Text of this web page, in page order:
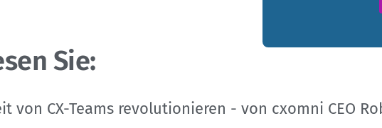
Sie:
von CX-Teams revolutionieren - von cxomni CEO